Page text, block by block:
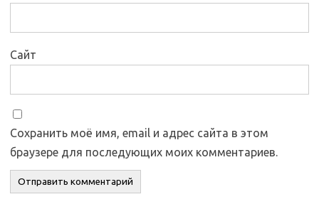
Сайт
Сохранить моё имя, email и адрес сайта в этом
браузере для последующих моих комментариев.